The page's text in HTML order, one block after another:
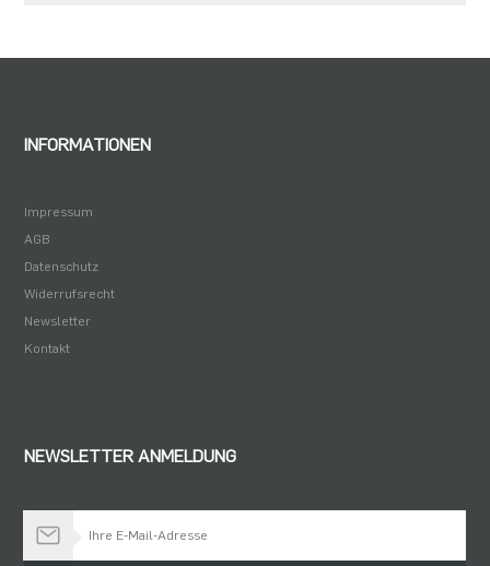
INFORMATIONEN
Impressum
AGB
Datenschutz
Widerrufsrecht
Newsletter
Kontakt
NEWSLETTER ANMELDUNG